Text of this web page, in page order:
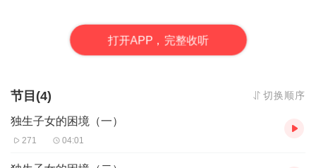
打开APP，完整收听
节目(4) 切换顺序
独生子女的困境（一）
271 04:01